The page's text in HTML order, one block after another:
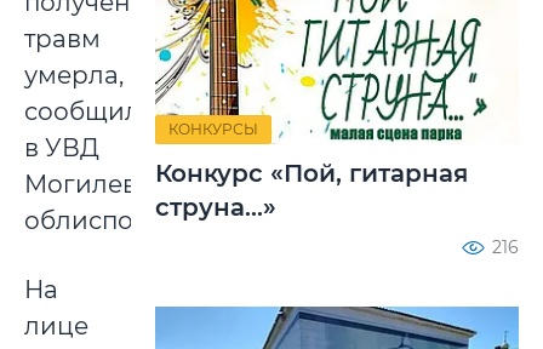
травм
умерла,
сообщили
в УВД
Могилевского
облисполкома.
На
лице
КОНКУРСЫ
Конкурс «Пой, гитарная
струна...»
216